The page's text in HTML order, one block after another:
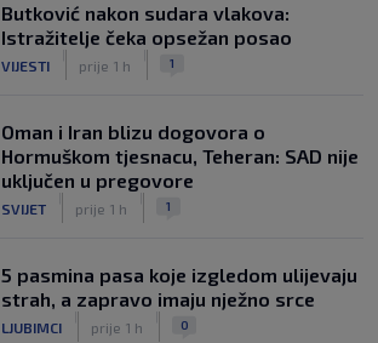
Butković nakon sudara vlakova:
Istražitelje čeka opsežan posao
VIJESTI prije 1 h 1
Oman i Iran blizu dogovora o
Hormuškom tjesnacu, Teheran: SAD nije
uključen u pregovore
SVIJET prije 1 h 1
5 pasmina pasa koje izgledom ulijevaju
strah, a zapravo imaju nježno srce
LJUBIMCI prije 1 h 0